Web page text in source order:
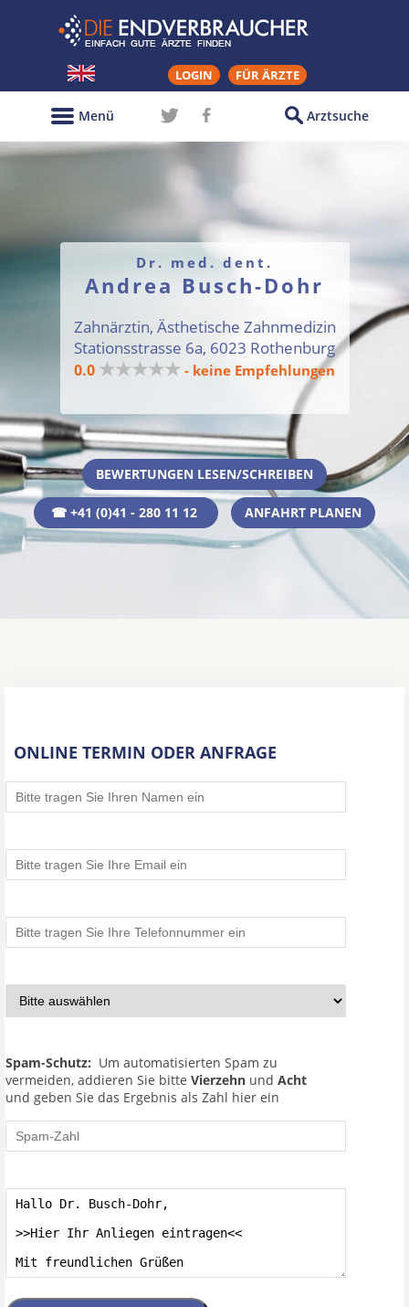
LOGIN FÜR ÄRZTE
Arztsuche
Menü
Dr. med. dent.
Andrea Busch-Dohr
Zahnärztin, Ästhetische Zahnmedizin
Stationsstrasse 6a, 6023 Rothenburg
0.0 ★★★★★ - keine Empfehlungen
BEWERTUNGEN LESEN/SCHREIBEN
☎ +41 (0)41 - 280 11 12 ANFAHRT PLANEN
ONLINE TERMIN ODER ANFRAGE
Spam-Schutz: Um automatisierten Spam zu
vermeiden, addieren Sie bitte Vierzehn und Acht
und geben Sie das Ergebnis als Zahl hier ein